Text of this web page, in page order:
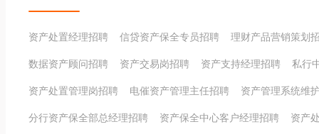
资产处置经理招聘 信贷资产保全专员招聘 理财产品营销策划
数据资产顾问招聘 资产交易岗招聘 资产支持经理招聘 私行
资产处置管理岗招聘 电催资产管理主任招聘 资产管理系统维
分行资产保全部总经理招聘 资产保全中心客户经理招聘 资产